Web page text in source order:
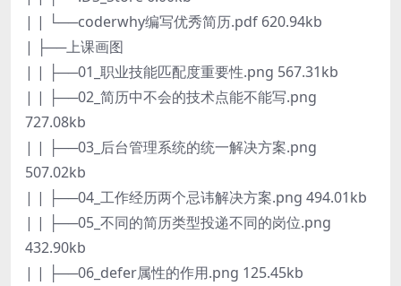
| | └──coderwhy编写优秀简历.pdf 620.94kb
| ├──上课画图
| | ├──01_职业技能匹配度重要性.png 567.31kb
| | ├──02_简历中不会的技术点能不能写.png
727.08kb
| | ├──03_后台管理系统的统一解决方案.png
507.02kb
| | ├──04_工作经历两个忌讳解决方案.png 494.01kb
| | ├──05_不同的简历类型投递不同的岗位.png
432.90kb
| | ├──06_defer属性的作用.png 125.45kb